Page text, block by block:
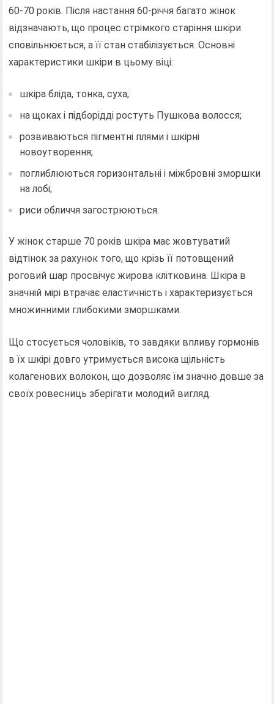
60-70 років. Після настання 60-річчя багато жінок
відзначають, що процес стрімкого старіння шкіри
сповільнюється, а її стан стабілізується. Основні
характеристики шкіри в цьому віці:
шкіра бліда, тонка, суха;
на щоках і підборідді ростуть Пушкова волосся;
розвиваються пігментні плями і шкірні
новоутворення;
поглиблюються горизонтальні і міжбровні зморшки
на лобі;
риси обличчя загострюються.
У жінок старше 70 років шкіра має жовтуватий
відтінок за рахунок того, що крізь її потовщений
роговий шар просвічує жирова клітковина. Шкіра в
значній мірі втрачає еластичність і характеризується
множинними глибокими зморшками.
Що стосується чоловіків, то завдяки впливу гормонів
в їх шкірі довго утримується висока щільність
колагенових волокон, що дозволяє їм значно довше за
своїх ровесниць зберігати молодий вигляд.